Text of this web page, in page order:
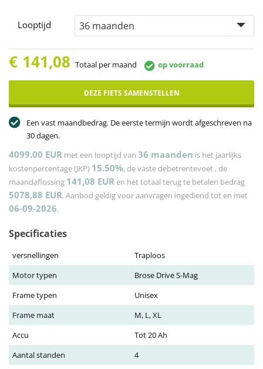
Looptijd
€ 141,08 Totaal per maand op voorraad
DEZE FIETS SAMENSTELLEN
Een vast maandbedrag. De eerste termijn wordt afgeschreven na
30 dagen.
4099.00 EUR met een looptijd van 36 maanden is het jaarlijks
kostenpercentage (JKP) 15.50%, de vaste debetrentevoet , de
maandaflossing 141,08 EURen het totaal terug te betalen bedrag
5078,88 EUR. Aanbod geldig voor aanvragen ingediend tot en met
06-09-2026.
Specificaties
versnellingen
Traploos
Motor typen
Brose Drive S-Mag
Frame typen
Unisex
Frame maat
M, L, XL
Accu
Tot 20 Ah
Aantal standen
4